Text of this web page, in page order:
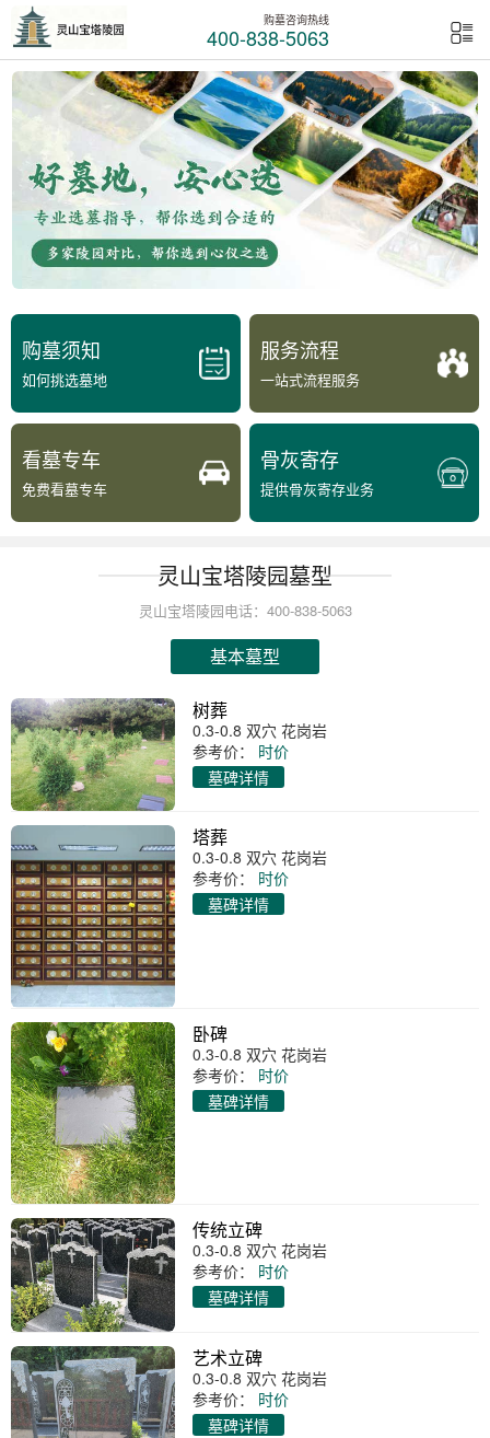
购墓咨询热线
400-838-5063
购墓须知
如何挑选墓地
服务流程
一站式流程服务
看墓专车
免费看墓专车
骨灰寄存
提供骨灰寄存业务
灵山宝塔陵园墓型
灵山宝塔陵园电话：400-838-5063
基本墓型
树葬
0.3-0.8 双穴 花岗岩
参考价：
时价
墓碑详情
塔葬
0.3-0.8 双穴 花岗岩
参考价：
时价
墓碑详情
卧碑
0.3-0.8 双穴 花岗岩
参考价：
时价
墓碑详情
传统立碑
0.3-0.8 双穴 花岗岩
参考价：
时价
墓碑详情
艺术立碑
0.3-0.8 双穴 花岗岩
参考价：
时价
墓碑详情